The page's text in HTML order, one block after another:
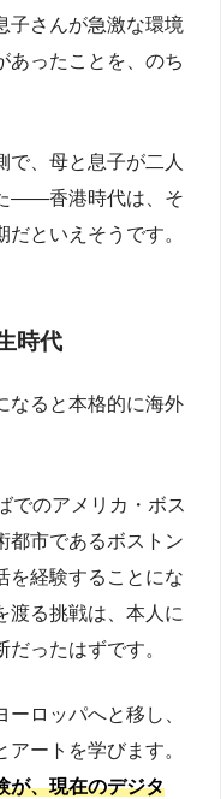
子さんが急激な環境
あったことを、のち
で、母と息子が二人
——香港時代は、そ
といえそうです。
時代
なると本格的に海外
でのアメリカ・ボス
都市であるボストン
を経験することにな
渡る挑戦は、本人に
ったはずです。
ロッパへと移し、
ートを学びます。
が、現在のデジタ